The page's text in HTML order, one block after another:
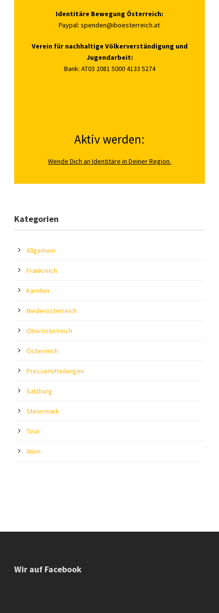
Identitäre Bewegung Österreich:
Paypal: spenden@iboesterreich.at
Verein für nachhaltige Völkerverständigung und
Jugendarbeit:
Bank: AT03 2081 5000 4133 5274
Aktiv werden:
Wende Dich an Identitäre in Deiner Region.
Kategorien
Allgemein
Frankreich
Kärnten
Niederösterreich
Oberösterreich
Österreich
Pressemitteilungen
Salzburg
Steiermark
Tirol
Wien
Wir auf Facebook